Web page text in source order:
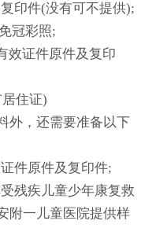
印件(没有可不提供);
冠彩照;
效证件原件及复印
住证)
外，还需要准备以下
件原件及复印件;
残疾儿童少年康复救
附一儿童医院提供样